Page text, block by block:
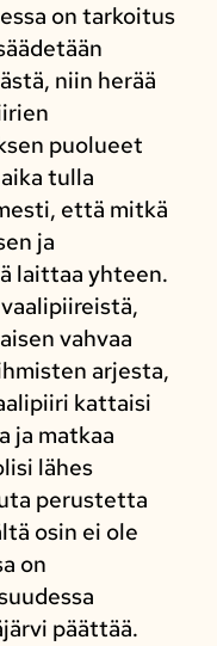
on tarkoitus
niin herää
puolueet
tulla
että mitkä
ja
laittaa yhteen.
vahvaa
arjesta,
kattaisi
ja matkaa
lähes
perustetta
osin ei ole
on
päättää.